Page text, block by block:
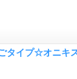
タイプ☆オニキ